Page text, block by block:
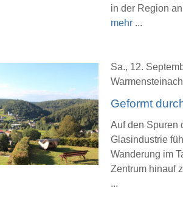
in der Region
mehr ...
Sa., 12.
Warmensteinach
Geformt
Auf den Spuren
Glasindustrie
Wanderung im
Zentrum hinauf
...